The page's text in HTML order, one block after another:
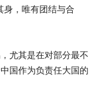
身，唯有团结与合
尤其是在对部分最不
国作为负责任大国的